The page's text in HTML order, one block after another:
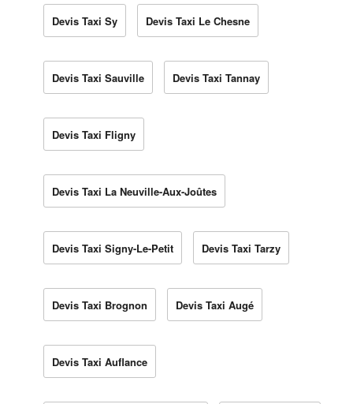
Devis Taxi Sy Devis Taxi Le Chesne
Devis Taxi Sauville Devis Taxi Tannay
Devis Taxi Fligny
Devis Taxi La Neuville-Aux-Joûtes
Devis Taxi Signy-Le-Petit Devis Taxi Tarzy
Devis Taxi Brognon Devis Taxi Augé
Devis Taxi Auflance